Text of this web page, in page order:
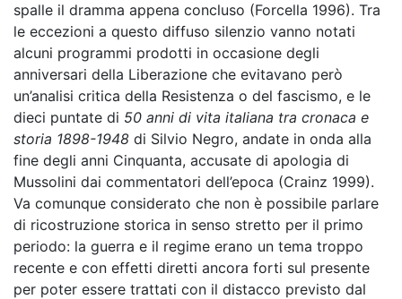
spalle il dramma appena concluso (Forcella 1996). Tra
le eccezioni a questo diffuso silenzio vanno notati
alcuni programmi prodotti in occasione degli
anniversari della Liberazione che evitavano però
un’analisi critica della Resistenza o del fascismo, e le
dieci puntate di 50 anni di vita italiana tra cronaca e
storia 1898-1948 di Silvio Negro, andate in onda alla
fine degli anni Cinquanta, accusate di apologia di
Mussolini dai commentatori dell’epoca (Crainz 1999).
Va comunque considerato che non è possibile parlare
di ricostruzione storica in senso stretto per il primo
periodo: la guerra e il regime erano un tema troppo
recente e con effetti diretti ancora forti sul presente
per poter essere trattati con il distacco previsto dal